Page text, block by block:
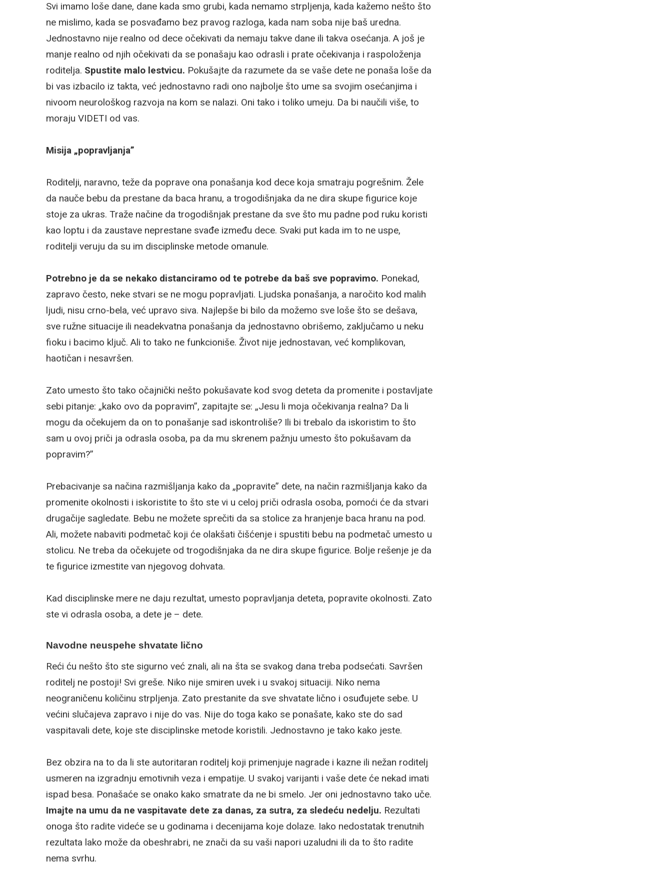
Svi imamo loše dane, dane kada smo grubi, kada nemamo strpljenja, kada kažemo nešto što
ne mislimo, kada se posvađamo bez pravog razloga, kada nam soba nije baš uredna.
Jednostavno nije realno od dece očekivati da nemaju takve dane ili takva osećanja. A još je
manje realno od njih očekivati da se ponašaju kao odrasli i prate očekivanja i raspoloženja
roditelja. Spustite malo lestvicu. Pokušajte da razumete da se vaše dete ne ponaša loše da
bi vas izbacilo iz takta, već jednostavno radi ono najbolje što ume sa svojim osećanjima i
nivoom neurološkog razvoja na kom se nalazi. Oni tako i toliko umeju. Da bi naučili više, to
moraju VIDETI od vas.
Misija „popravljanja”
Roditelji, naravno, teže da poprave ona ponašanja kod dece koja smatraju pogrešnim. Žele
da nauče bebu da prestane da baca hranu, a trogodišnjaka da ne dira skupe figurice koje
stoje za ukras. Traže načine da trogodišnjak prestane da sve što mu padne pod ruku koristi
kao loptu i da zaustave neprestane svađe između dece. Svaki put kada im to ne uspe,
roditelji veruju da su im disciplinske metode omanule.
Potrebno je da se nekako distanciramo od te potrebe da baš sve popravimo. Ponekad,
zapravo često, neke stvari se ne mogu popravljati. Ljudska ponašanja, a naročito kod malih
ljudi, nisu crno-bela, već upravo siva. Najlepše bi bilo da možemo sve loše što se dešava,
sve ružne situacije ili neadekvatna ponašanja da jednostavno obrišemo, zaključamo u neku
fioku i bacimo ključ. Ali to tako ne funkcioniše. Život nije jednostavan, već komplikovan,
haotičan i nesavršen.
Zato umesto što tako očajnički nešto pokušavate kod svog deteta da promenite i postavljate
sebi pitanje: „kako ovo da popravim”, zapitajte se: „Jesu li moja očekivanja realna? Da li
mogu da očekujem da on to ponašanje sad iskontroliše? Ili bi trebalo da iskoristim to što
sam u ovoj priči ja odrasla osoba, pa da mu skrenem pažnju umesto što pokušavam da
popravim?”
Prebacivanje sa načina razmišljanja kako da „popravite” dete, na način razmišljanja kako da
promenite okolnosti i iskoristite to što ste vi u celoj priči odrasla osoba, pomoći će da stvari
drugačije sagledate. Bebu ne možete sprečiti da sa stolice za hranjenje baca hranu na pod.
Ali, možete nabaviti podmetač koji će olakšati čišćenje i spustiti bebu na podmetač umesto u
stolicu. Ne treba da očekujete od trogodišnjaka da ne dira skupe figurice. Bolje rešenje je da
te figurice izmestite van njegovog dohvata.
Kad disciplinske mere ne daju rezultat, umesto popravljanja deteta, popravite okolnosti. Zato
ste vi odrasla osoba, a dete je – dete.
Navodne neuspehe shvatate lično
Reći ću nešto što ste sigurno već znali, ali na šta se svakog dana treba podsećati. Savršen
roditelj ne postoji! Svi greše. Niko nije smiren uvek i u svakoj situaciji. Niko nema
neograničenu količinu strpljenja. Zato prestanite da sve shvatate lično i osuđujete sebe. U
većini slučajeva zapravo i nije do vas. Nije do toga kako se ponašate, kako ste do sad
vaspitavali dete, koje ste disciplinske metode koristili. Jednostavno je tako kako jeste.
Bez obzira na to da li ste autoritaran roditelj koji primenjuje nagrade i kazne ili nežan roditelj
usmeren na izgradnju emotivnih veza i empatije. U svakoj varijanti i vaše dete će nekad imati
ispad besa. Ponašaće se onako kako smatrate da ne bi smelo. Jer oni jednostavno tako uče.
Imajte na umu da ne vaspitavate dete za danas, za sutra, za sledeću nedelju. Rezultati
onoga što radite videće se u godinama i decenijama koje dolaze. Iako nedostatak trenutnih
rezultata lako može da obeshrabri, ne znači da su vaši napori uzaludni ili da to što radite
nema svrhu.